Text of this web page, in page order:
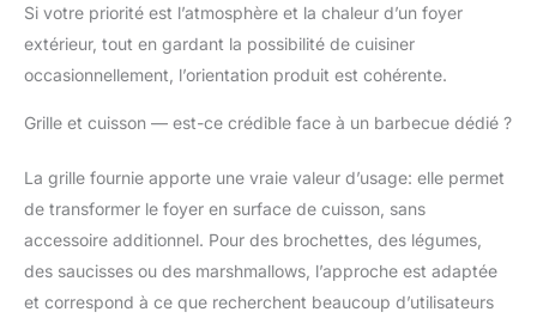
600D, d'un tisonnier et
et remplit ainsi les
fonctions de barbecue
Design élégant : Le
s'intègre parfaitement
dans n'importe quel
paysage de jardin et
offre un moyen élégant
de profiter du feu. 🔥
Informations sur le
Si votre priorité est l’atmosphère et la chaleur d’un foyer
extérieur, tout en gardant la possibilité de cuisiner
occasionnellement, l’orientation produit est cohérente.
Grille et cuisson — est-ce crédible face à un barbecue dédié ?
La grille fournie apporte une vraie valeur d’usage: elle permet
de transformer le foyer en surface de cuisson, sans
accessoire additionnel. Pour des brochettes, des légumes,
des saucisses ou des marshmallows, l’approche est adaptée
et correspond à ce que recherchent beaucoup d’utilisateurs